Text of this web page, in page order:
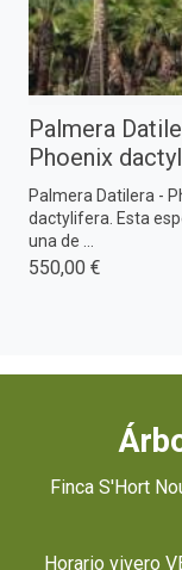
Palmera
Phoenix
Palmera Datilera -
dactylifera. Esta
una de ...
550,00 €
Finca S'Hort
Horario vivero